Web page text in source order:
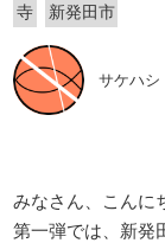
寺 新発田市
サケハシ
みなさん、こんに
第一弾では、新発